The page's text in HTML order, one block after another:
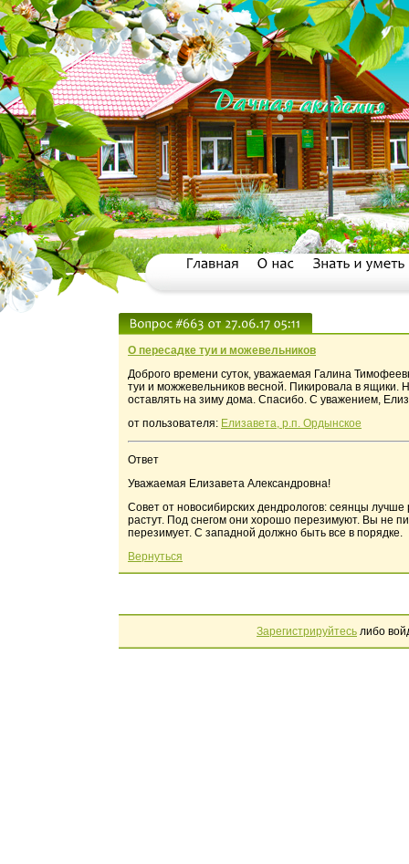
О пересадке туи и можевельников
Доброго времени суток, уважаемая Галина
туи и можжевельников весной. Пикировала в ящики.
оставлять на зиму дома. Спасибо. С уважением,
от пользователя: Елизавета, р.п. Ордынское
Ответ
Уважаемая Елизавета Александровна!
Совет от новосибирских дендрологов: сеянцы лучше
растут. Под снегом они хорошо перезимуют. Вы не
перезимует. С западной должно быть все в порядке.
Вернуться
Зарегистрируйтесь либо